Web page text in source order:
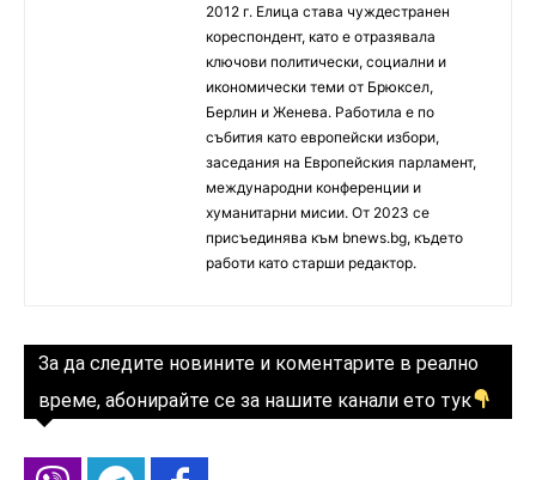
2012 г. Елица става чуждестранен
кореспондент, като е отразявала
ключови политически, социални и
икономически теми от Брюксел,
Берлин и Женева. Работила е по
събития като европейски избори,
заседания на Европейския парламент,
международни конференции и
хуманитарни мисии. От 2023 се
присъединява към bnews.bg, където
работи като старши редактор.
За да следите новините и коментарите в реално
време, абонирайте се за нашите канали ето тук